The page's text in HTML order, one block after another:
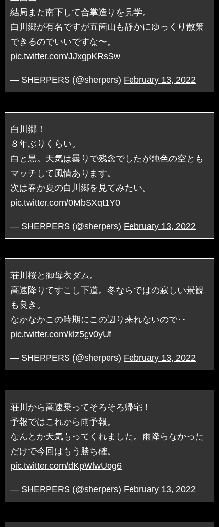
結局また南下して合掌造りを見学。
白川郷が有名ですが五箇山も静かにゆっくり散策
できるのでいいですな〜。
pic.twitter.com/JJxgpKRsSw
— SHERPERS (@sherpers) February 13, 2022
白川郷！
８年ぶりくらい。
白と黒。天気は曇りで残念でしたが鈍色の空とも
マッチして風情あります。
次は春か夏の白川郷を見てみたい。
pic.twitter.com/0MbSXqt1Y0
— SHERPERS (@sherpers) February 13, 2022
荘川桜と御母衣ダム。
高速降りてすこし下道。冬ならではの寂しい景観
も良き。
なかなかこの時期にこの辺り来れないので‥
pic.twitter.com/klz5gv0yUf
— SHERPERS (@sherpers) February 13, 2022
荘川から高速乗ってそろそろ帰宅！
予報ではこれから雨予報。
なんとか天気もってくれました。雨降らなかった
だけで今回はもう勝ち確。
pic.twitter.com/dKpWlwUog6
— SHERPERS (@sherpers) February 13, 2022